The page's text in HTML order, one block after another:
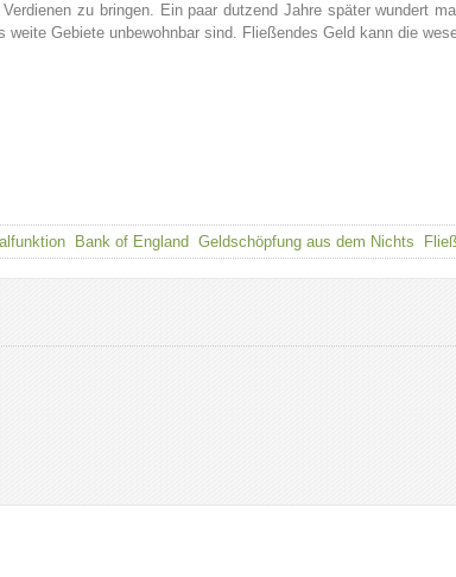
zu bringen. Ein paar dutzend Jahre später wundert
Gebiete unbewohnbar sind. Fließendes Geld kann die
Bank of England Geldschöpfung aus dem Nichts